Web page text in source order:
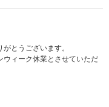
とうございます。
ウィーク休業とさせていただ